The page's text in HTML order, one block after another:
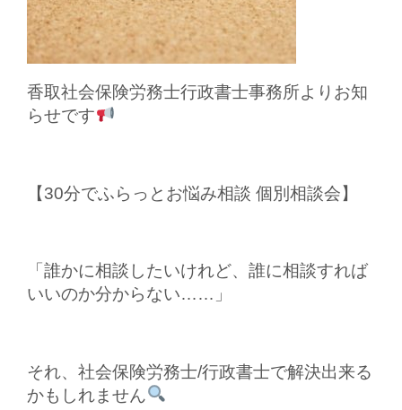
香取社会保険労務士行政書士事務所よりお知
らせです
【30分でふらっとお悩み相談 個別相談会】
「誰かに相談したいけれど、誰に相談すれば
いいのか分からない……」
それ、社会保険労務士/行政書士で解決出来る
かもしれません